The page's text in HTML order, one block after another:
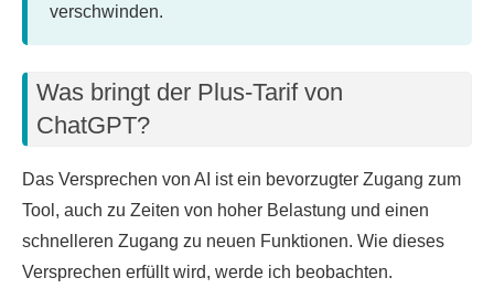
verschwinden.
Was bringt der Plus-Tarif von
ChatGPT?
Das Versprechen von AI ist ein bevorzugter Zugang zum
Tool, auch zu Zeiten von hoher Belastung und einen
schnelleren Zugang zu neuen Funktionen. Wie dieses
Versprechen erfüllt wird, werde ich beobachten.